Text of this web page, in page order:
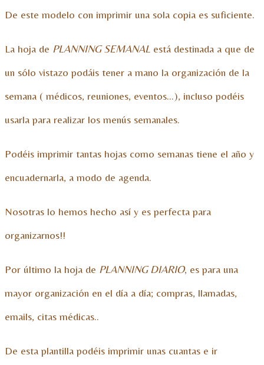
De este modelo con imprimir una sola copia es suficiente.
La hoja de PLANNING SEMANAL está destinada a que de
un sólo vistazo podáis tener a mano la organización de la
semana ( médicos, reuniones, eventos…), incluso podéis
usarla para realizar los menús semanales.
Podéis imprimir tantas hojas como semanas tiene el año y
encuadernarla, a modo de agenda.
Nosotras lo hemos hecho así y es perfecta para
organizarnos!!
Por último la hoja de PLANNING DIARIO, es para una
mayor organización en el día a día; compras, llamadas,
emails, citas médicas..
De esta plantilla podéis imprimir unas cuantas e ir